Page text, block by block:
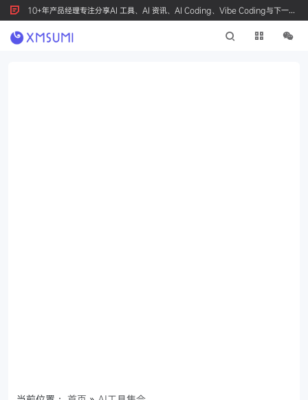
10+年产品经理专注分享AI 工具、AI 资讯、AI Coding、Vibe Coding与下一代
产品创新，按 Ctrl+D 收藏我们